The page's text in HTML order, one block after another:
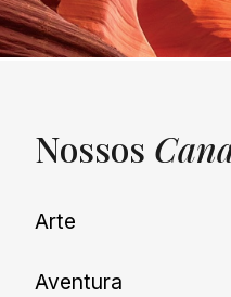
Nossos
Arte
Aventura